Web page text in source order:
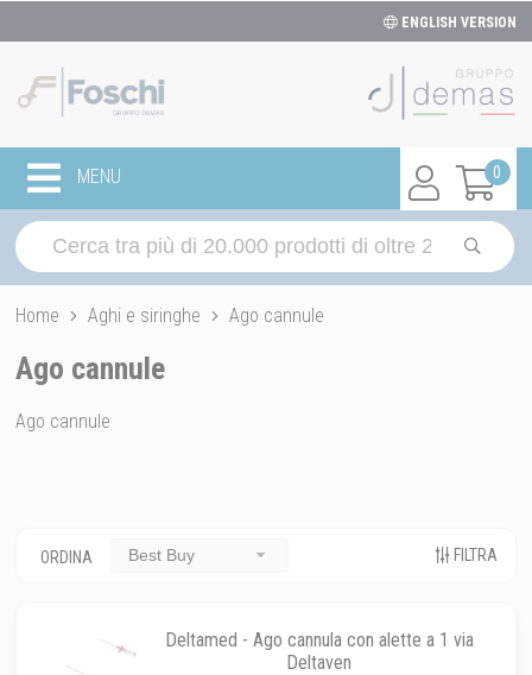
ENGLISH VERSION
0
MENU
Home Aghi e siringhe Ago cannule
Ago cannule
Ago cannule
ORDINA Best Buy FILTRA
Deltamed - Ago cannula con alette a 1 via
Deltaven